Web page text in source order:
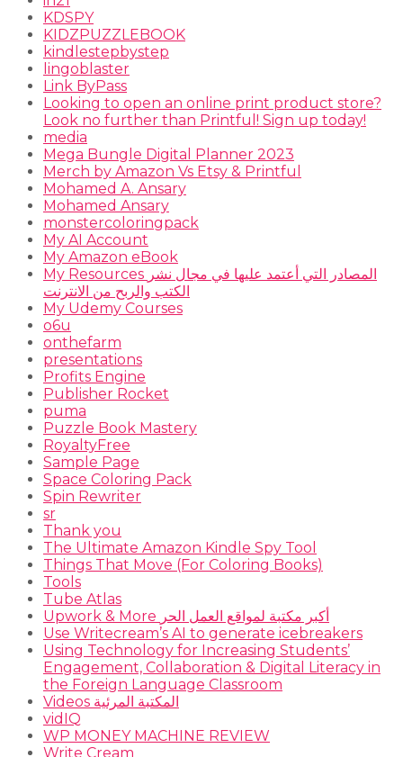
KDSPY
KIDZPUZZLEBOOK
kindlestepbystep
lingoblaster
Link ByPass
Looking to open an online print product store?
Look no further than Printful! Sign up today!
media
Mega Bungle Digital Planner 2023
Merch by Amazon Vs Etsy & Printful
Mohamed A. Ansary
Mohamed Ansary
monstercoloringpack
My AI Account
My Amazon eBook
My Resources المصادر التي أعتمد عليها في مجال نشر
الكتب والربح من الانترنت
My Udemy Courses
o6u
onthefarm
presentations
Profits Engine
Publisher Rocket
puma
Puzzle Book Mastery
RoyaltyFree
Sample Page
Space Coloring Pack
Spin Rewriter
sr
Thank you
The Ultimate Amazon Kindle Spy Tool
Things That Move (For Coloring Books)
Tools
Tube Atlas
Upwork & More أكبر مكتبة لمواقع العمل الحر
Use Writecream’s AI to generate icebreakers
Using Technology for Increasing Students’
Engagement, Collaboration & Digital Literacy in
the Foreign Language Classroom
Videos المكتبة المرئية
vidIQ
WP MONEY MACHINE REVIEW
Write Cream